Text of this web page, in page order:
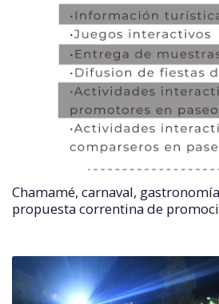
Chamamé, carnaval,
propuesta correntina de